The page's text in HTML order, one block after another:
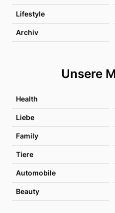
Lifestyle
Archiv
Unsere
Health
Liebe
Family
Tiere
Automobile
Beauty